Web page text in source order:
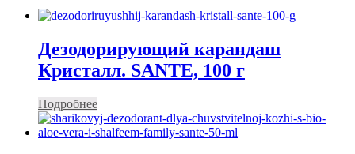
Дезодорирующий карандаш
Кристалл. SANTE, 100 г
Подробнее